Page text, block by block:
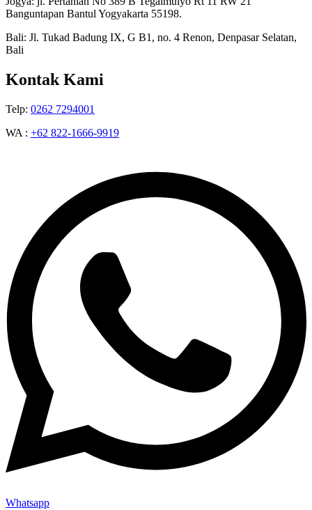
Banguntapan Bantul Yogyakarta 55198.
Bali: Jl. Tukad Badung IX, G B1, no. 4 Renon, Denpasar Selatan,
Bali
Kontak Kami
Telp: 0262 7294001
WA : +62 822-1666-9919
Whatsapp